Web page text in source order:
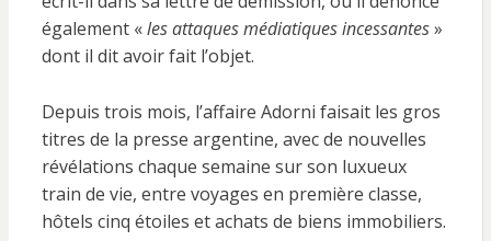
également «les attaques médiatiques incessantes»
dont il dit avoir fait l’objet.
Depuis trois mois, l’affaire Adorni faisait les gros
titres de la presse argentine, avec de nouvelles
révélations chaque semaine sur son luxueux
train de vie, entre voyages en première classe,
hôtels cinq étoiles et achats de biens immobiliers.